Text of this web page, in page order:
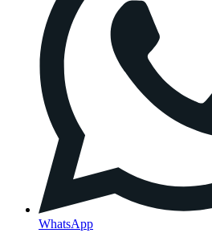
WhatsApp